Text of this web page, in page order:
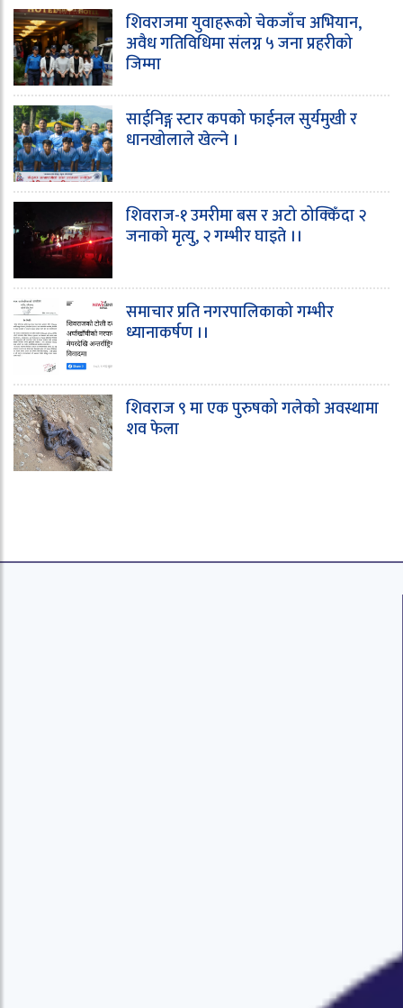
शिवराजमा युवाहरूको चेकजाँच अभियान,
अवैध गतिविधिमा संलग्न ५ जना प्रहरीको
जिम्मा
साईनिङ्ग स्टार कपको फाईनल सुर्यमुखी र
धानखोलाले खेल्ने ।
शिवराज-१ उमरीमा बस र अटो ठोक्किँदा २
जनाको मृत्यु, २ गम्भीर घाइते ।।
समाचार प्रति नगरपालिकाको गम्भीर
ध्यानाकर्षण ।।
शिवराज ९ मा एक पुरुषको गलेको अवस्थामा
शव फेला